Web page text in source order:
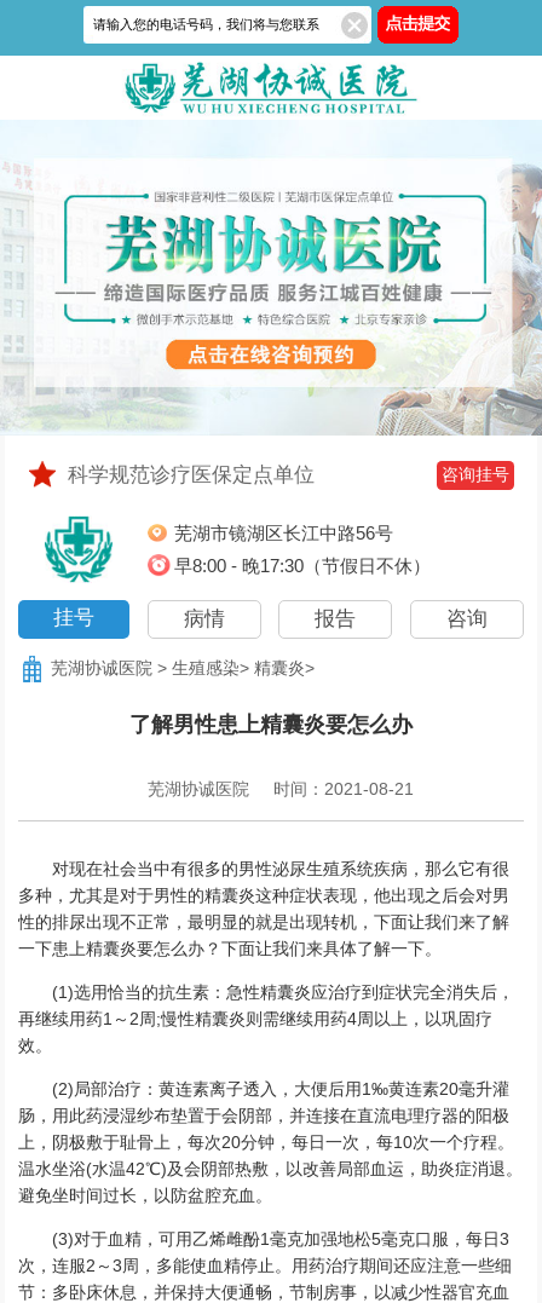
科学规范诊疗医保定点单位 咨询挂号
芜湖市镜湖区长江中路56号
早8:00 - 晚17:30（节假日不休）
挂号 病情 报告 咨询
芜湖协诚医院 >生殖感染>精囊炎>
了解男性患上精囊炎要怎么办
芜湖协诚医院 时间：2021-08-21
对现在社会当中有很多的男性泌尿生殖系统疾病，那么它有很
多种，尤其是对于男性的精囊炎这种症状表现，他出现之后会对男
性的排尿出现不正常，最明显的就是出现转机，下面让我们来了解
一下患上精囊炎要怎么办？下面让我们来具体了解一下。
(1)选用恰当的抗生素：急性精囊炎应治疗到症状完全消失后，
再继续用药1～2周;慢性精囊炎则需继续用药4周以上，以巩固疗
效。
(2)局部治疗：黄连素离子透入，大便后用1‰黄连素20毫升灌
肠，用此药浸湿纱布垫置于会阴部，并连接在直流电理疗器的阳极
上，阴极敷于耻骨上，每次20分钟，每日一次，每10次一个疗程。
温水坐浴(水温42℃)及会阴部热敷，以改善局部血运，助炎症消退。
避免坐时间过长，以防盆腔充血。
(3)对于血精，可用乙烯雌酚1毫克加强地松5毫克口服，每日3
次，连服2～3周，多能使血精停止。用药治疗期间还应注意一些细
节：多卧床休息，并保持大便通畅，节制房事，以减少性器官充血